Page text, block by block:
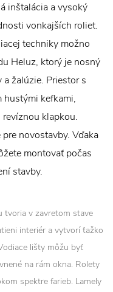
inštalácia a vysoký
vonkajších roliet.
techniky možno
Heluz, ktorý je nosný
žalúzie. Priestor s
hustými kefkami,
klapkou.
novostavby. Vďaka
montovať počas
stavby.
tvoria v zavretom stave
interiér a vytvorí ťažko
lišty môžu byť
na rám okna. Rolety
spektre farieb. Lamely